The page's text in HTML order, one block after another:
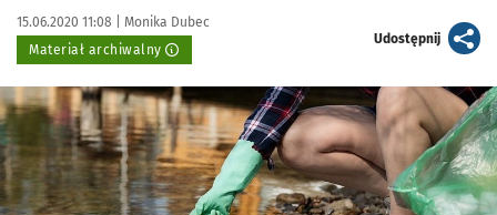
Data publikacji:
15.06.2020 11:08 | Autor:
Monika Dubec
Materiał archiwalny
Udostępnijartykuł
Kliknij, aby powiększyć